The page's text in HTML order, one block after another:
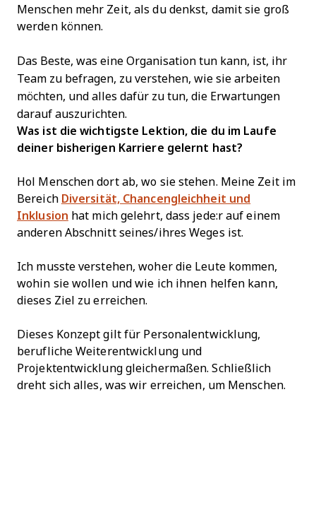
Menschen mehr Zeit, als du denkst, damit sie groß
werden können.
Das Beste, was eine Organisation tun kann, ist, ihr
Team zu befragen, zu verstehen, wie sie arbeiten
möchten, und alles dafür zu tun, die Erwartungen
darauf auszurichten.
Was ist die wichtigste Lektion, die du im Laufe
deiner bisherigen Karriere gelernt hast?
Hol Menschen dort ab, wo sie stehen. Meine Zeit im
Bereich Diversität, Chancengleichheit und
Inklusion hat mich gelehrt, dass jede:r auf einem
anderen Abschnitt seines/ihres Weges ist.
Ich musste verstehen, woher die Leute kommen,
wohin sie wollen und wie ich ihnen helfen kann,
dieses Ziel zu erreichen.
Dieses Konzept gilt für Personalentwicklung,
berufliche Weiterentwicklung und
Projektentwicklung gleichermaßen. Schließlich
dreht sich alles, was wir erreichen, um Menschen.